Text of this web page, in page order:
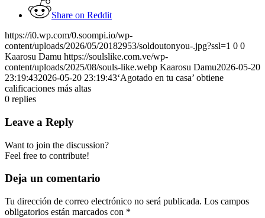
Share on Reddit
https://i0.wp.com/0.soompi.io/wp-
content/uploads/2026/05/20182953/soldoutonyou-.jpg?ssl=1 0 0
Kaarosu Damu https://soulslike.com.ve/wp-
content/uploads/2025/08/souls-like.webp Kaarosu Damu2026-05-20
23:19:432026-05-20 23:19:43‘Agotado en tu casa’ obtiene
calificaciones más altas
0 replies
Leave a Reply
Want to join the discussion?
Feel free to contribute!
Deja un comentario
Tu dirección de correo electrónico no será publicada. Los campos
obligatorios están marcados con *